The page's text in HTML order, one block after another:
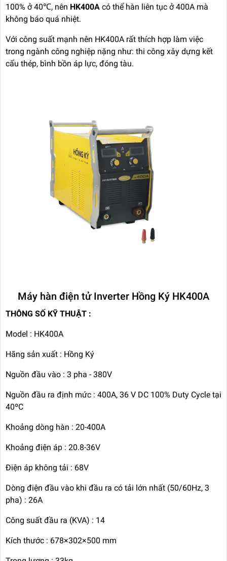
100% ở 40℃, nên HK400A có thể hàn liên tục ở 400A mà
không báo quá nhiệt.
Với công suất mạnh nên HK400A rất thích hợp làm việc
trong ngành công nghiệp nặng như: thi công xây dựng kết
cấu thép, bình bồn áp lực, đóng tàu.
Máy hàn điện tử Inverter Hồng Ký HK400A
THÔNG SỐ KỸ THUẬT :
Model : HK400A
Hãng sản xuất : Hồng Ký
Nguồn đầu vào : 3 pha - 380V
Nguồn đầu ra định mức : 400A, 36 V DC 100% Duty Cycle tại
40ºC
Khoảng dòng hàn : 20-400A
Khoảng điện áp : 20.8-36V
Điện áp không tải : 68V
Dòng điện đầu vào khi đầu ra có tải lớn nhất (50/60Hz, 3
pha) : 26A
Công suất đầu ra (KVA) : 14
Kích thước : 678×302×500 mm